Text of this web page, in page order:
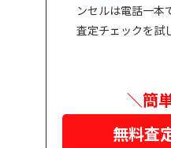
ンセルは電話一本
査定チェックを試
＼簡
無料査